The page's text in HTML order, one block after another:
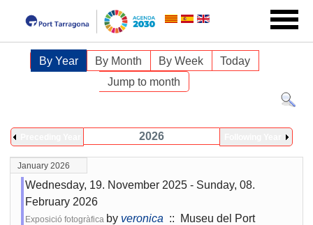
By Year By Month By Week
Today
Jump to month
2026
January 2026
Wednesday, 19. November 2025 - Sunday, 08.
February 2026
Exposició fotogràfica by veronica :: Museu del Port